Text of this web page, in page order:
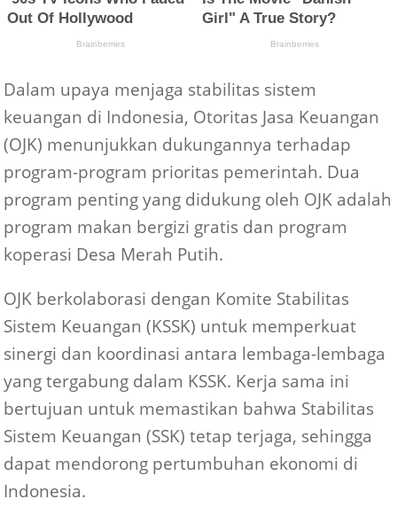
Dalam upaya menjaga stabilitas sistem
keuangan di Indonesia, Otoritas Jasa Keuangan
(OJK) menunjukkan dukungannya terhadap
program-program prioritas pemerintah. Dua
program penting yang didukung oleh OJK adalah
program makan bergizi gratis dan program
koperasi Desa Merah Putih.
OJK berkolaborasi dengan Komite Stabilitas
Sistem Keuangan (KSSK) untuk memperkuat
sinergi dan koordinasi antara lembaga-lembaga
yang tergabung dalam KSSK. Kerja sama ini
bertujuan untuk memastikan bahwa Stabilitas
Sistem Keuangan (SSK) tetap terjaga, sehingga
dapat mendorong pertumbuhan ekonomi di
Indonesia.